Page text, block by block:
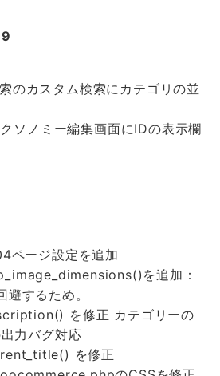
のカスタム検索にカテゴリの並
ソノミー編集画面にIDの表示欄
ページ設定を追加
を追加：
するため。
を修正 カテゴリーの
力バグ対応
を修正